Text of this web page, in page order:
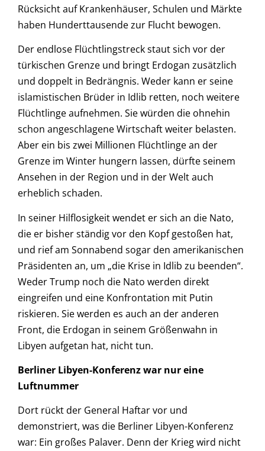
Rücksicht auf Krankenhäuser, Schulen und Märkte
haben Hunderttausende zur Flucht bewogen.
Der endlose Flüchtlingstreck staut sich vor der
türkischen Grenze und bringt Erdogan zusätzlich
und doppelt in Bedrängnis. Weder kann er seine
islamistischen Brüder in Idlib retten, noch weitere
Flüchtlinge aufnehmen. Sie würden die ohnehin
schon angeschlagene Wirtschaft weiter belasten.
Aber ein bis zwei Millionen Flüchtlinge an der
Grenze im Winter hungern lassen, dürfte seinem
Ansehen in der Region und in der Welt auch
erheblich schaden.
In seiner Hilflosigkeit wendet er sich an die Nato,
die er bisher ständig vor den Kopf gestoßen hat,
und rief am Sonnabend sogar den amerikanischen
Präsidenten an, um „die Krise in Idlib zu beenden“.
Weder Trump noch die Nato werden direkt
eingreifen und eine Konfrontation mit Putin
riskieren. Sie werden es auch an der anderen
Front, die Erdogan in seinem Größenwahn in
Libyen aufgetan hat, nicht tun.
Berliner Libyen-Konferenz war nur eine
Luftnummer
Dort rückt der General Haftar vor und
demonstriert, was die Berliner Libyen-Konferenz
war: Ein großes Palaver. Denn der Krieg wird nicht